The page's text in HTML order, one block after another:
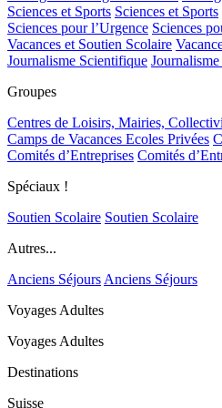
Sciences et Sports Sciences et Sports
Sciences pour l’Urgence Sciences
Vacances et Soutien Scolaire
Journalisme Scientifique
Groupes
Centres de Loisirs, Mairies,
Camps de Vacances Ecoles Privées
Comités d’Entreprises Comités
Spéciaux !
Soutien Scolaire Soutien Scolaire
Autres...
Anciens Séjours Anciens Séjours
Voyages Adultes
Voyages Adultes
Destinations
Suisse